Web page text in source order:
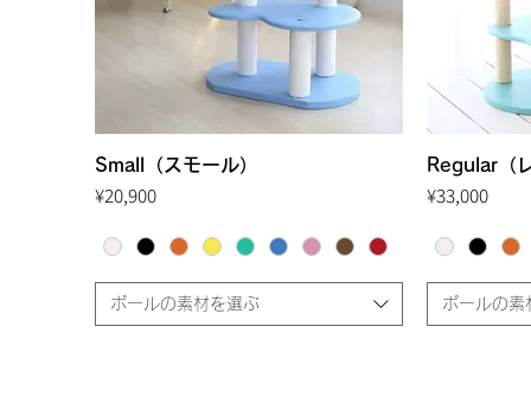
Quick View
Small（スモール）
Price
¥20,900
ポールの素材を選ぶ
Regular（
Price
¥33,000
ポールの素